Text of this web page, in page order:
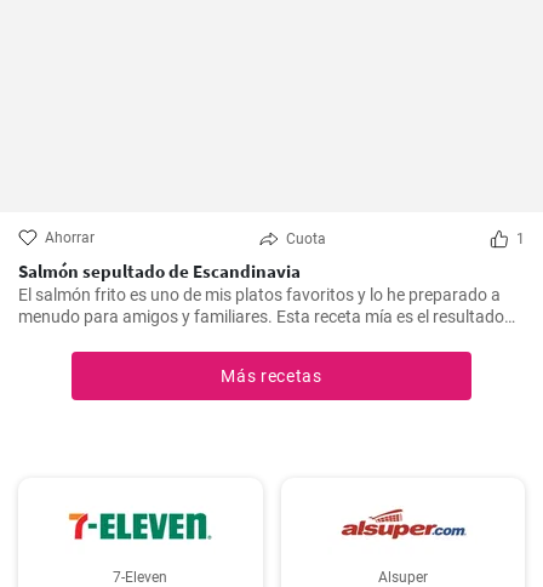
Ahorrar Cuota 1
Salmón sepultado de Escandinavia
El salmón frito es uno de mis platos favoritos y lo he preparado a
menudo para amigos y familiares. Esta receta mía es el resultado
que es increíblemente fácil de hacer y, a la vez, tan sabrosa e
impresionante. Un trozo de filete de salmón fresco se marina en un
encurtido picante y está listo para servir al cabo de dos días.
Más recetas
7-Eleven Alsuper